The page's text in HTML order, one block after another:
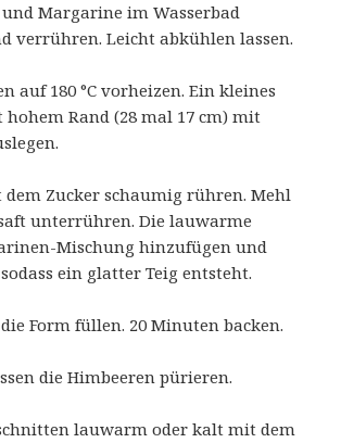
und Margarine im Wasserbad
verrühren. Leicht abkühlen lassen.
auf 180 °C vorheizen. Ein kleines
hohem Rand (28 mal 17 cm) mit
dem Zucker schaumig rühren. Mehl
unterrühren. Die lauwarme
Mischung hinzufügen und
ein glatter Teig entsteht.
Form füllen. 20 Minuten backen.
die Himbeeren pürieren.
lauwarm oder kalt mit dem